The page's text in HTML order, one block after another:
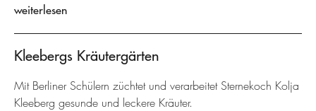
weiterlesen
Kleebergs Kräutergärten
Mit Berliner Schülern züchtet und verarbeitet Sternekoch Kolja
Kleeberg gesunde und leckere Kräuter.